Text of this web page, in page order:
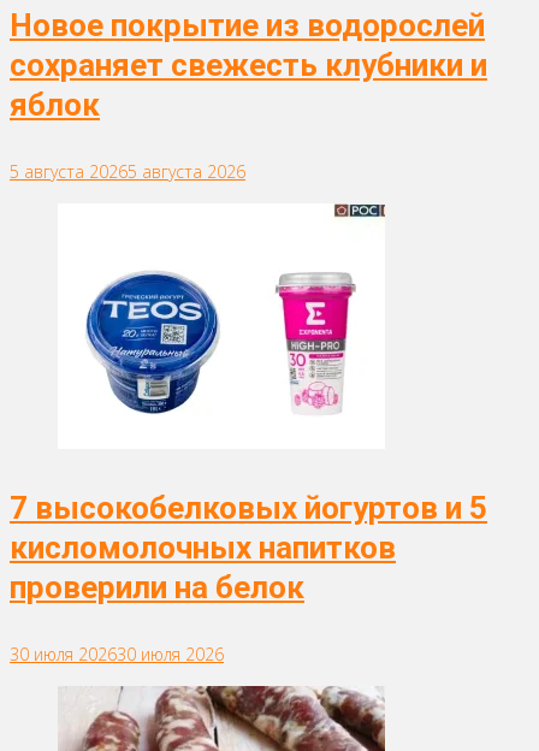
Новое покрытие из водорослей
сохраняет свежесть клубники и
яблок
5 августа 20265 августа 2026
7 высокобелковых йогуртов и 5
кисломолочных напитков
проверили на белок
30 июля 202630 июля 2026